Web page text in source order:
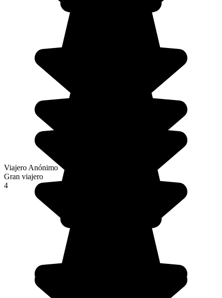
Viajero Anónimo
Gran viajero
4